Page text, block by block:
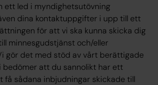
ett led i myndighetsutövning
dina kontaktuppgifter i upp till ett
för att vi ska kunna skicka dig
minnesgudstjänst och/eller
gör det med stöd av vårt berättigade
bedömer att du sannolikt har ett
få sådana inbjudningar skickade till